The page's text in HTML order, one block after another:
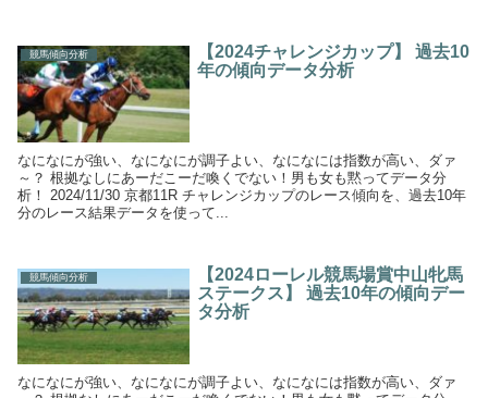
競馬傾向分析
【2024チャレンジカップ】 過去10
年の傾向データ分析
なになにが強い、なになにが調子よい、なになには指数が高い、ダァ
～？ 根拠なしにあーだこーだ喚くでない！男も女も黙ってデータ分
析！ 2024/11/30 京都11R チャレンジカップのレース傾向を、過去10年
分のレース結果データを使って...
競馬傾向分析
【2024ローレル競馬場賞中山牝馬
ステークス】 過去10年の傾向デー
タ分析
なになにが強い、なになにが調子よい、なになには指数が高い、ダァ